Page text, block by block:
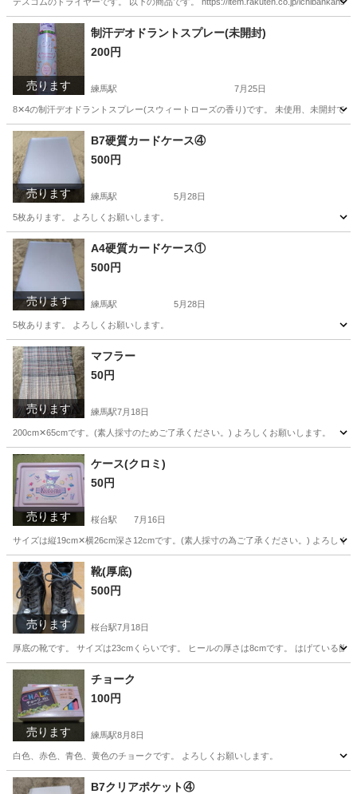
東京 練馬区 桜台駅 生活家電 テスコム
売ります
制汗デオドラントスプレー(未開封)
200円
練馬駅 7月25日
8‪‪✕‬4の制汗デオドラントスプレー(スウィートローズの香り)です。 未使用、未開封です
東京 練馬区 練馬駅 ボディケア
売ります
B7硬質カードケース④
500円
練馬駅 5月28日
5枚あります。 よろしくお願いします。
東京 練馬区 練馬駅 その他 カードケース
売ります
A4硬質カードケース①
500円
練馬駅 5月28日
5枚あります。 よろしくお願いします。
東京 練馬区 練馬駅
売ります
マフラー
50円
練馬駅7月18日
200cm‪✕‬65cmです。(素人採寸のためご了承ください。) よろしくお願いします。
東京 練馬区
売ります
ケース(クロミ)
50円
桜台駅 7月16日
サイズは縦19cm‪‪✕‬横26cm深さ12cmです。(素人採寸の為ご了承ください。) よろしく
東京 練馬区 桜台駅
売ります
靴(厚底)
500円
桜台駅7月18日
厚底の靴です。 サイズは23cmくらいです。 ヒールの厚さは8cmです。 はげている箇
東京 練馬区
売ります
チョーク
100円
練馬駅8月8日
白色、赤色、青色、黄色のチョークです。 よろしくお願いします。
東京 練馬区 練馬駅 その他 チョーク
B7クリアポケット④